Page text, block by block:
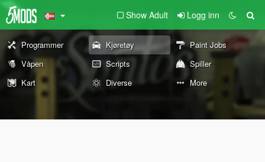
Show Adult Logg inn
Programmer Kjøretøy
Paint Jobs
Våpen
Scripts
Spiller
Kart
Diverse More